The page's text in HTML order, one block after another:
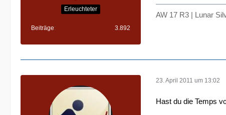
Erleuchteter
Beiträge 3.892
AW 17 R3 | Lunar
23. April 2011 um 13:02
Hast du die Temps